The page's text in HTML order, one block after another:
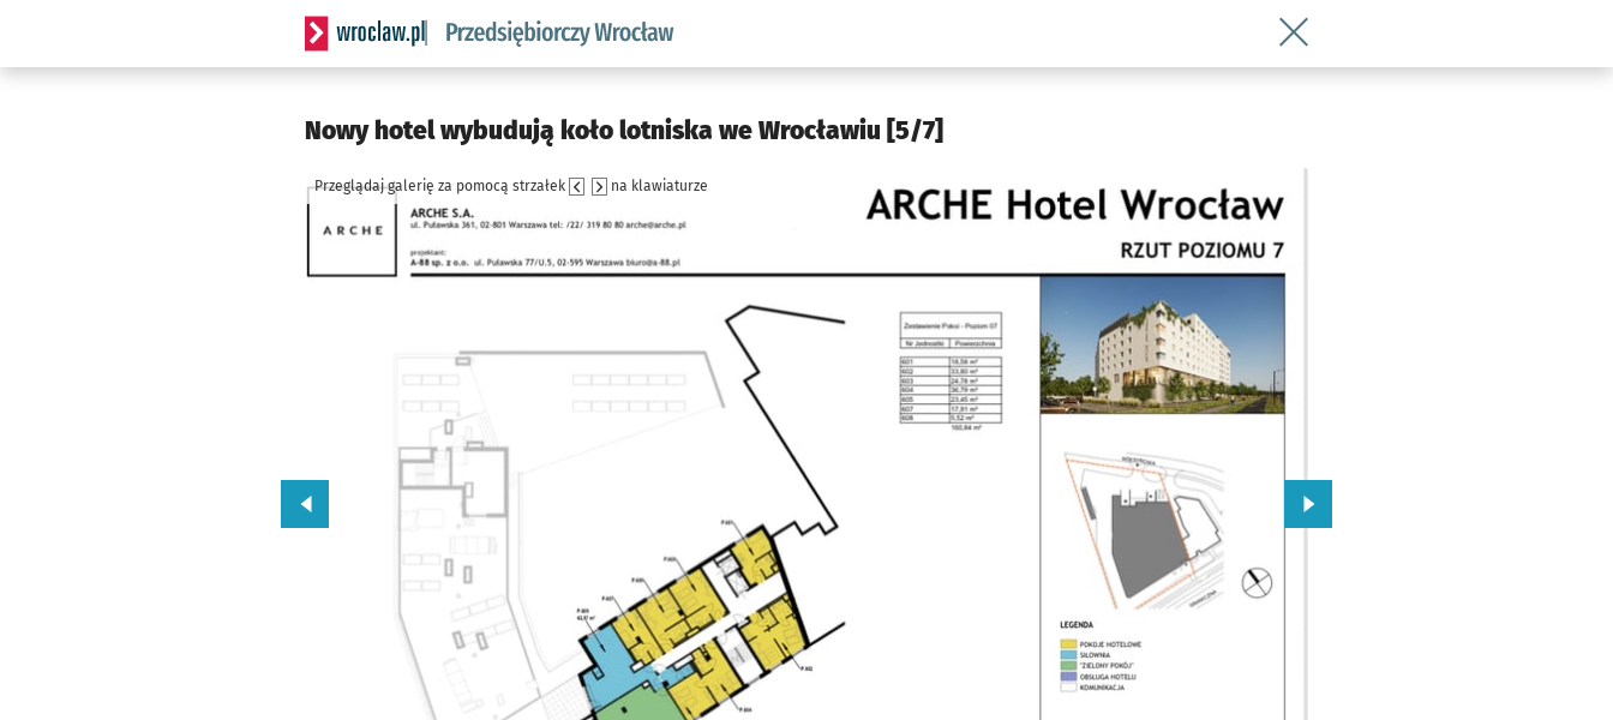
Serwis informacyjny wroclaw.pl podserwis: Strategia rozwoju przedsiębiorczości miasta Wrocławia
Wróć do artykułu Nowy hotel
Nowy hotel wybudują koło lotniska we Wrocławiu [5/7]
Przeglądaj galerię za pomocą strzałek na klawiaturze
Przejdź do poprzedniego zdjęcia. Przejdź do kolejnego zdjęcia.